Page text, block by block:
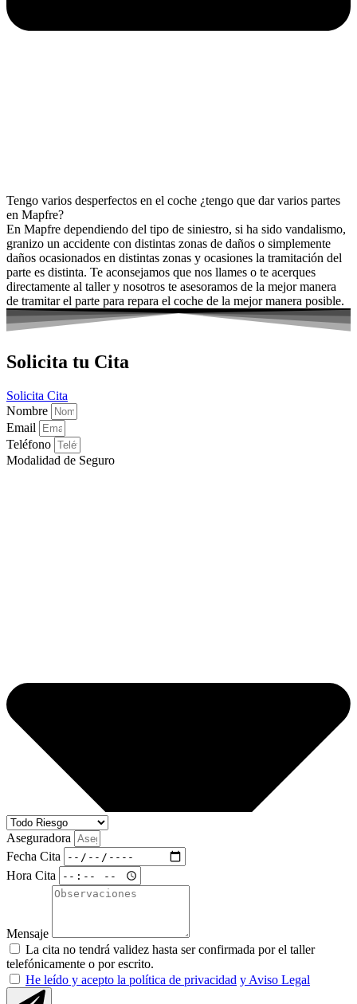
Tengo varios desperfectos en el coche ¿tengo que dar varios partes
en Mapfre?
En Mapfre dependiendo del tipo de siniestro, si ha sido vandalismo,
granizo un accidente con distintas zonas de daños o simplemente
daños ocasionados en distintas zonas y ocasiones la tramitación del
parte es distinta. Te aconsejamos que nos llames o te acerques
directamente al taller y nosotros te asesoramos de la mejor manera
de tramitar el parte para repara el coche de la mejor manera posible.
Solicita tu Cita
Solicita Cita
Nombre
Email
Teléfono
Modalidad de Seguro
Aseguradora
Fecha Cita
Hora Cita
Mensaje
La cita no tendrá validez hasta ser confirmada por el taller
telefónicamente o por escrito.
He leído y acepto la política de privacidad y Aviso Legal